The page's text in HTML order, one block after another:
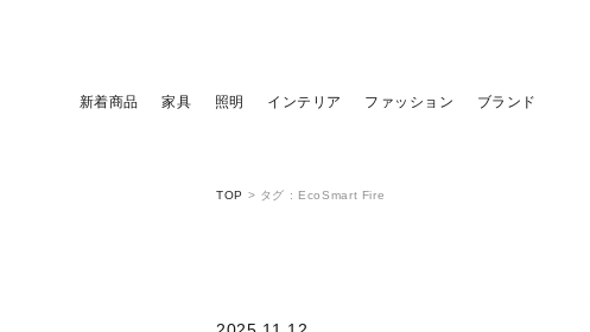
新着商品 家具 照明 インテリア ファッション ブランド
TOP > タグ : EcoSmart Fire